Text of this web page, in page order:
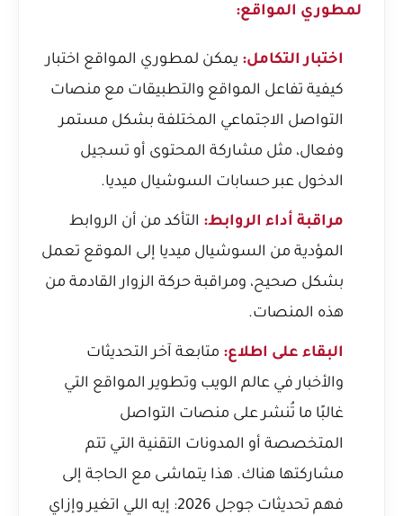
لمطوري المواقع:
اختبار التكامل: يمكن لمطوري المواقع اختبار
كيفية تفاعل المواقع والتطبيقات مع منصات
التواصل الاجتماعي المختلفة بشكل مستمر
وفعال، مثل مشاركة المحتوى أو تسجيل
الدخول عبر حسابات السوشيال ميديا.
مراقبة أداء الروابط: التأكد من أن الروابط
المؤدية من السوشيال ميديا إلى الموقع تعمل
بشكل صحيح، ومراقبة حركة الزوار القادمة من
هذه المنصات.
البقاء على اطلاع: متابعة آخر التحديثات
والأخبار في عالم الويب وتطوير المواقع التي
غالبًا ما تُنشر على منصات التواصل
المتخصصة أو المدونات التقنية التي تتم
مشاركتها هناك. هذا يتماشى مع الحاجة إلى
فهم
تحديثات جوجل 2026: إيه اللي اتغير وإزاي